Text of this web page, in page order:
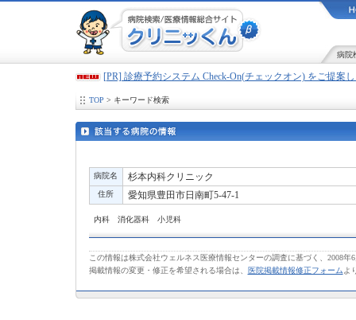
病院
[PR] 診療予約システム Check-On(チェックオン) をご提案
TOP > キーワード検索
病院名 杉本内科クリニック
住所 愛知県豊田市日南町5-47-1
内科 消化器科 小児科
この情報は株式会社ウェルネス医療情報センターの調査に基づく、2008年
掲載情報の変更・修正を希望される場合は、
医院掲載情報修正フォーム よ